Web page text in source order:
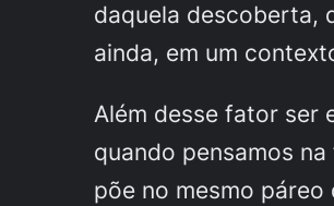
daquela descoberta,
ainda, em um
Além desse fator ser
quando pensamos
põe no mesmo